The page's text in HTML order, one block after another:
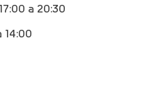
a 20:30
14:00